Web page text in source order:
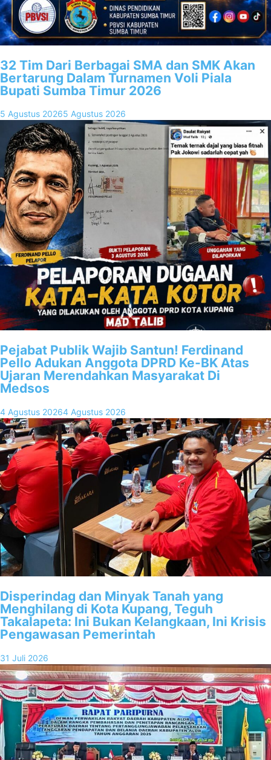
32 Tim Dari Berbagai SMA dan SMK Akan
Bertarung Dalam Turnamen Voli Piala
Bupati Sumba Timur 2026
5 Agustus 20265 Agustus 2026
Pejabat Publik Wajib Santun! Ferdinand
Pello Adukan Anggota DPRD Ke-BK Atas
Ujaran Merendahkan Masyarakat Di
Medsos
4 Agustus 20264 Agustus 2026
Disperindag dan Minyak Tanah yang
Menghilang di Kota Kupang, Teguh
Takalapeta: Ini Bukan Kelangkaan, Ini Krisis
Pengawasan Pemerintah
31 Juli 2026